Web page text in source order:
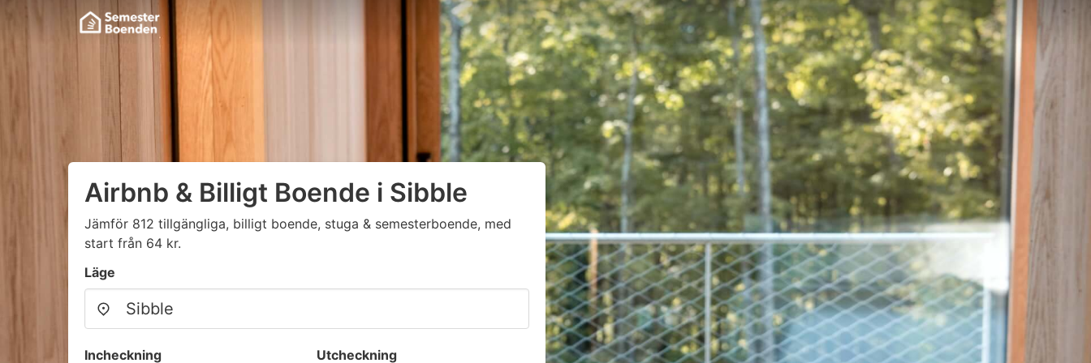
Airbnb & Billigt Boende i Sibble
Jämför 812 tillgängliga, billigt boende, stuga & semesterboende, med
start från 64 kr.
Läge
Incheckning Utcheckning